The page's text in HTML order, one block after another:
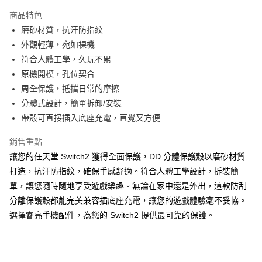
悠遊付
ATM付款
運送方式
全家取貨付款
每筆NT$65，滿NT$690(含以上)免運費
每筆NT$65，滿NT$690(含以上)免運費
7-11取貨付款
每筆NT$65，滿NT$690(含以上)免運費
付款後7-11取貨
每筆NT$65，滿NT$690(含以上)免運費
商品特色
磨砂材質，抗汗防指紋
外觀輕薄，宛如裸機
符合人體工學，久玩不累
原機開模，孔位契合
周全保護，抵擋日常的摩擦
分體式設計，簡單拆卸/安裝
帶殼可直接插入底座充電，直覺又方便
銷售重點
讓您的任天堂 Switch2 獲得全面保護，DD 分體保護殼以磨砂材質
打造，抗汗防指紋，確保手感舒適。符合人體工學設計，拆裝簡
單，讓您隨時隨地享受遊戲樂趣。無論在家中還是外出，這款防刮
分離保護殼都能完美兼容插底座充電，讓您的遊戲體驗毫不妥協。
選擇睿亮手機配件，為您的 Switch2 提供最可靠的保護。